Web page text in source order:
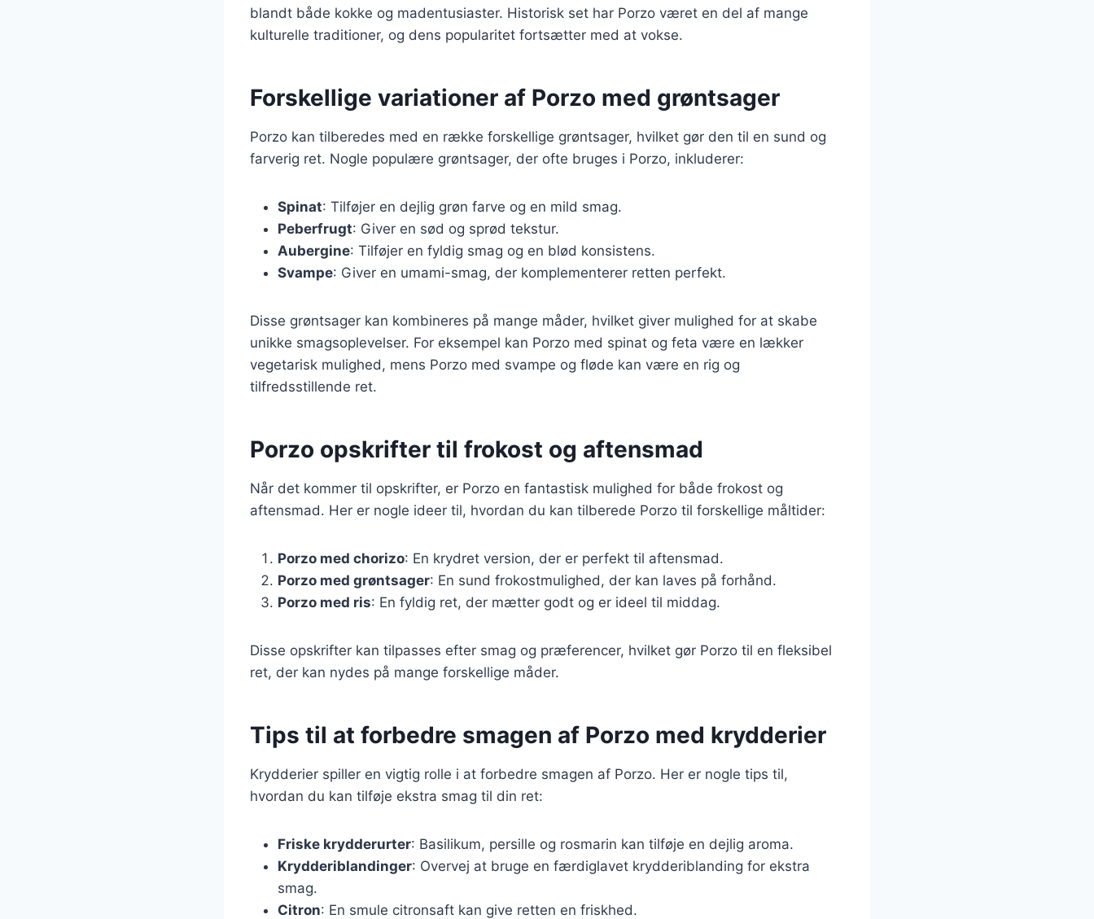
blandt både kokke og madentusiaster. Historisk set har Porzo været en del af mange
kulturelle traditioner, og dens popularitet fortsætter med at vokse.
Forskellige variationer af Porzo med grøntsager
Porzo kan tilberedes med en række forskellige grøntsager, hvilket gør den til en sund og
farverig ret. Nogle populære grøntsager, der ofte bruges i Porzo, inkluderer:
Spinat: Tilføjer en dejlig grøn farve og en mild smag.
Peberfrugt: Giver en sød og sprød tekstur.
Aubergine: Tilføjer en fyldig smag og en blød konsistens.
Svampe: Giver en umami-smag, der komplementerer retten perfekt.
Disse grøntsager kan kombineres på mange måder, hvilket giver mulighed for at skabe
unikke smagsoplevelser. For eksempel kan Porzo med spinat og feta være en lækker
vegetarisk mulighed, mens Porzo med svampe og fløde kan være en rig og
tilfredsstillende ret.
Porzo opskrifter til frokost og aftensmad
Når det kommer til opskrifter, er Porzo en fantastisk mulighed for både frokost og
aftensmad. Her er nogle ideer til, hvordan du kan tilberede Porzo til forskellige måltider:
Porzo med chorizo: En krydret version, der er perfekt til aftensmad.
Porzo med grøntsager: En sund frokostmulighed, der kan laves på forhånd.
Porzo med ris: En fyldig ret, der mætter godt og er ideel til middag.
Disse opskrifter kan tilpasses efter smag og præferencer, hvilket gør Porzo til en fleksibel
ret, der kan nydes på mange forskellige måder.
Tips til at forbedre smagen af Porzo med krydderier
Krydderier spiller en vigtig rolle i at forbedre smagen af Porzo. Her er nogle tips til,
hvordan du kan tilføje ekstra smag til din ret:
Friske krydderurter: Basilikum, persille og rosmarin kan tilføje en dejlig aroma.
Krydderiblandinger: Overvej at bruge en færdiglavet krydderiblanding for ekstra
smag.
Citron: En smule citronsaft kan give retten en friskhed.